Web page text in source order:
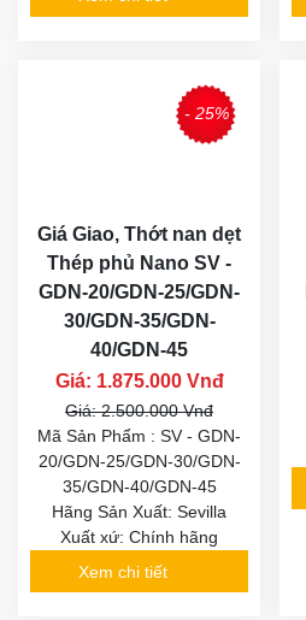
- 25%
Giá Giao, Thớt nan dẹt
Thép phủ Nano SV -
GDN-20/GDN-25/GDN-
30/GDN-35/GDN-
40/GDN-45
Giá: 1.875.000 Vnđ
Giá: 2.500.000 Vnđ
Mã Sản Phẩm : SV - GDN-
20/GDN-25/GDN-30/GDN-
35/GDN-40/GDN-45
Hãng Sản Xuất: Sevilla
Xuất xứ: Chính hãng
Xem chi tiết